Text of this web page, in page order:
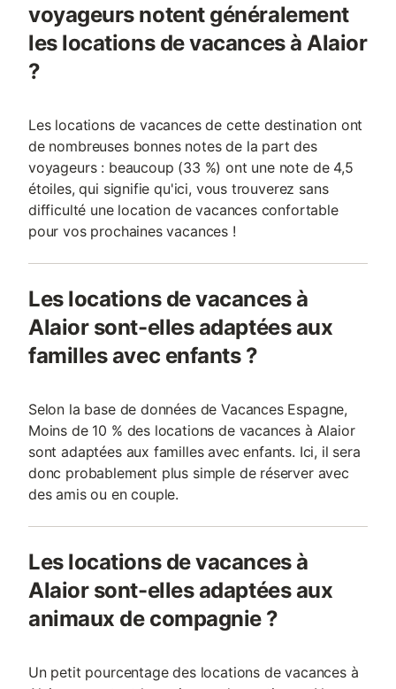
voyageurs notent généralement
les locations de vacances à Alaior
?
Les locations de vacances de cette destination ont
de nombreuses bonnes notes de la part des
voyageurs : beaucoup (33 %) ont une note de 4,5
étoiles, qui signifie qu'ici, vous trouverez sans
difficulté une location de vacances confortable
pour vos prochaines vacances !
Les locations de vacances à
Alaior sont-elles adaptées aux
familles avec enfants ?
Selon la base de données de Vacances Espagne,
Moins de 10 % des locations de vacances à Alaior
sont adaptées aux familles avec enfants. Ici, il sera
donc probablement plus simple de réserver avec
des amis ou en couple.
Les locations de vacances à
Alaior sont-elles adaptées aux
animaux de compagnie ?
Un petit pourcentage des locations de vacances à